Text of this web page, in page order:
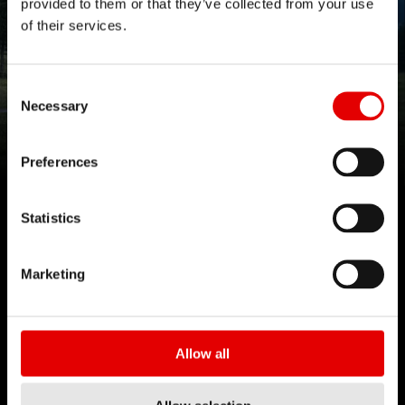
provided to them or that they’ve collected from your use
of their services.
Necessary
Preferences
Statistics
Marketing
Allow all
TECNOLOGIE
Crediamo nell'Arte dell'Ingegneria e nella